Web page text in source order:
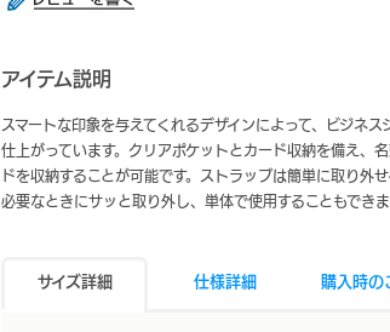
アイテム説明
スマートな印象を与えてくれるデザインによって、ビジネス
仕上がっています。クリアポケットとカード収納を備え、
ドを収納することが可能です。ストラップは簡単に取り外
必要なときにサッと取り外し、単体で使用することもできま
サイズ詳細 仕様詳細 購入時の